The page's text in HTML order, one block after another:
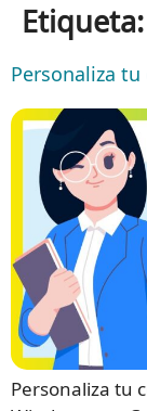
Etiqueta:
Personaliza
Personaliza tu